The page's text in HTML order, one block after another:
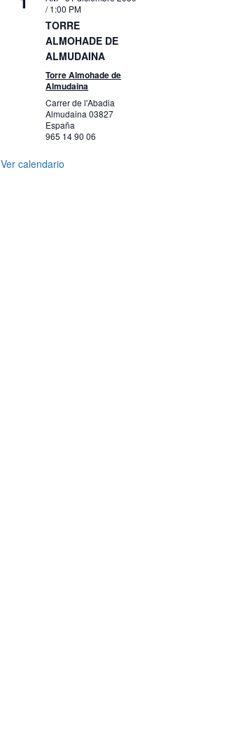
/ 1:00 PM
TORRE
ALMOHADE DE
ALMUDAINA
Torre Almohade de
Almudaina
Carrer de l'Abadia
Almudaina03827
España
965 14 90 06
Ver calendario